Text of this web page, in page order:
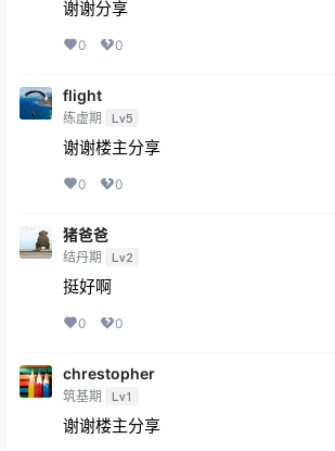
谢谢分享
0 0
flight
练虚期 Lv5
谢谢楼主分享
0 0
猪爸爸
结丹期 Lv2
挺好啊
0 0
chrestopher
筑基期 Lv1
谢谢楼主分享